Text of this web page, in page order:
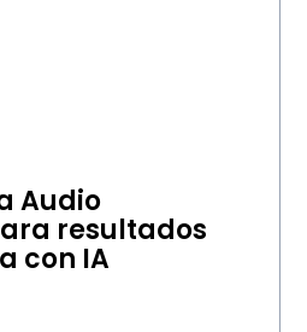
Audio
resultados
con IA